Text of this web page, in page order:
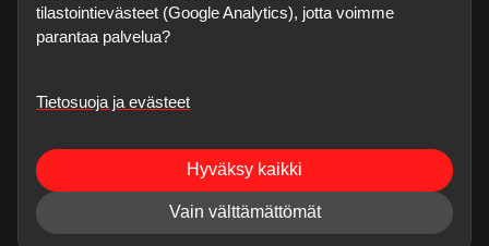
Sisubiljardi.fi
Verkkokauppa on testivaiheessa - kaikki palaute, bugihavainnot ja
ominaisuusehdotukset ovat enemmän kuin tervetulleita. Korjaukset voivat
tulla nopeastikin. Jätä palaute
tilastointievästeet (Google Analytics), jotta voimme
parantaa palvelua?
Tietosuoja ja evästeet
Hyväksy kaikki
Vain välttämättömät